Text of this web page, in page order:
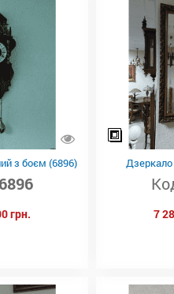
з боєм (6896)
6896
грн.
Дзеркало
7